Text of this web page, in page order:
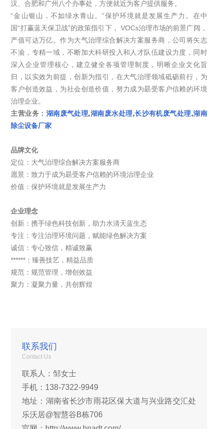
汉、合肥和广州八个办事处，方便就近为客户提供服务。
“金山银山，不如绿水青山。”保护环境就是发展生产力。在中
国“打赢蓝天保卫战”的政策指引下， VOCs治理市场的前景广阔，
产值可达万亿。作为大气治理综合解决方案服务商，公司将矢志
不渝，专精一域，不断加大科研投入和人才队伍建设力度，同时
深入企业管理核心，建立健全各项管理制度，明晰企业文化旨
归，以实效为前提，创新为指引，在大气治理领域砥砺前行，为
客户创造效益，为社会创造价值，努力成为朂受客户信赖的环境
治理企业。
主营业务： 湖南废气处理,湖南废水处理,长沙有机废气处理,湖南
除尘设备厂家
品牌文化
定位：大气治理综合解决方案服务商
愿景：致力于成为朂受客户信赖的环境治理企业
价值：保护环境就是发展生产力
企业理念
创新：携手绿色科技创新，助力水清天蓝生态
专注：专注治理环境问题，赋能绿色解决方案
诚信：专心致信，精诚致赢
******：臻善技艺，精益品质
规范：规范管理，增创效益
聚力：凝聚力量，共创辉煌
联系我们
Contact Us
联系人：邹女士
手机：138-7322-9949
地址：湖南省长沙市雨花区保大道与兴业路交汇处
乐沃居@智慧谷B栋706